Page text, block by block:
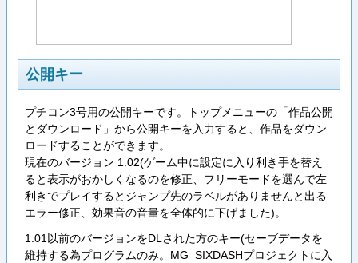
公開キー
プチコン3号用の公開キーです。トップメニューの「作品公開
とダウンロード」から公開キーを入力すると、作品をダウン
ロードすることができます。
現在のバージョン 1.02(ゲーム中に設定に入り利き手を替え
ると表示がおかしくなるのを修正、フリーモードを選んで左
利きでプレイするとジャンプ先のラベルがありませんと出る
エラー修正、効果音の音量を全体的に下げました)。
1.01以前のバージョンをDLされた方のキー(セーブデータを
維持する為プログラムのみ。MG_SIXDASHプロジェクトに入